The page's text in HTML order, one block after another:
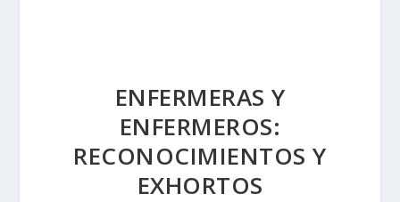
ENFERMERAS Y
ENFERMEROS:
RECONOCIMIENTOS Y
EXHORTOS